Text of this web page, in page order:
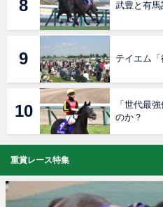
武豊と有
テイエム「
「世代最
のか？
重賞レース特集